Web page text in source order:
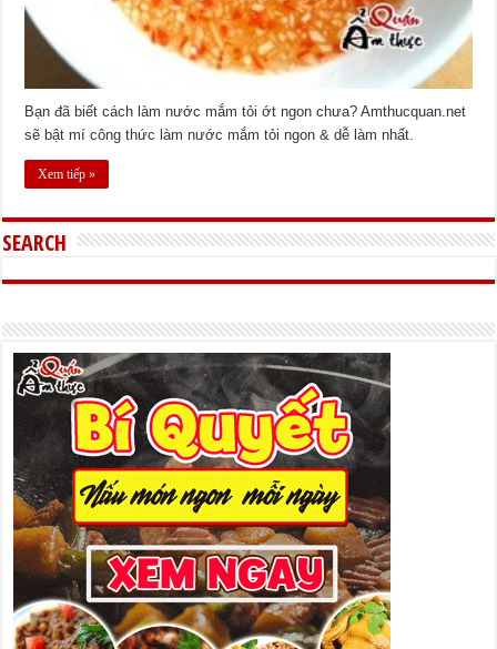
Bạn đã biết cách làm nước mắm tỏi ớt ngon chưa? Amthucquan.net
sẽ bật mí công thức làm nước mắm tỏi ngon & dễ làm nhất.
Xem tiếp »
SEARCH